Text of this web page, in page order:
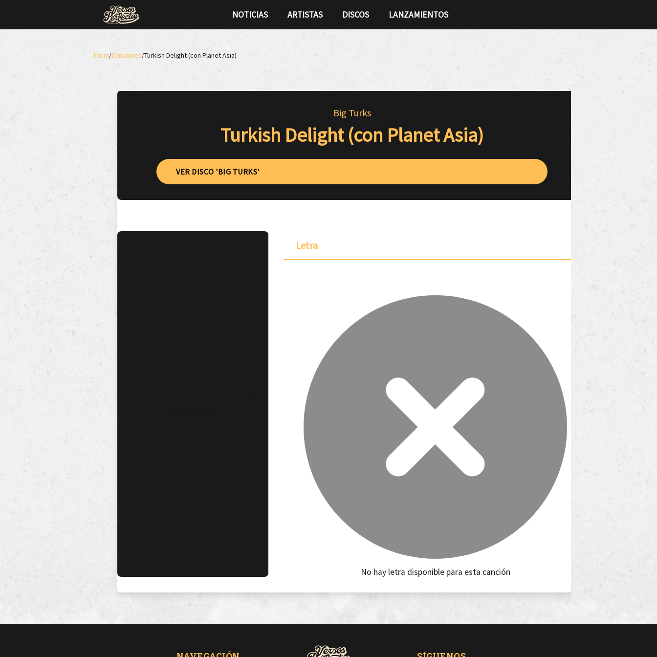
NOTICIAS ARTISTAS DISCOS LANZAMIENTOS
Inicio/Canciones/Turkish Delight (con Planet Asia)
Big Turks
Turkish Delight (con Planet Asia)
VER DISCO 'BIG TURKS'
Letra
No hay letra disponible para esta canción